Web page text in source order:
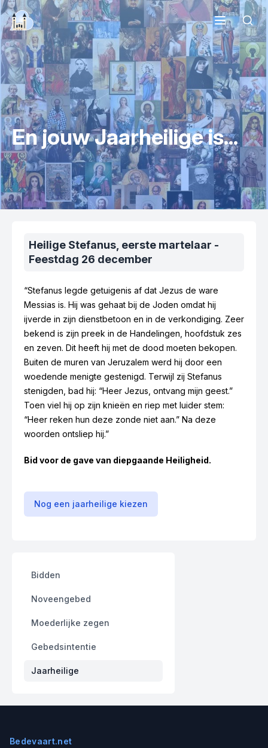
Bedevaart.net
Een hart voor Medjugorje
Verschijningen Heiligdom
Religieus leven Bidden
Op bedevaart Multimedia
Nieuws Over ons
Zoek
En jouw Jaarheilige is...
Heilige Stefanus, eerste martelaar -
Feestdag 26 december
“Stefanus legde getuigenis af dat Jezus de ware
Messias is. Hij was gehaat bij de Joden omdat hij
ijverde in zijn dienstbetoon en in de verkondiging. Zeer
bekend is zijn preek in de Handelingen, hoofdstuk zes
en zeven. Dit heeft hij met de dood moeten bekopen.
Buiten de muren van Jeruzalem werd hij door een
woedende menigte gestenigd. Terwijl zij Stefanus
stenigden, bad hij: “Heer Jezus, ontvang mijn geest.”
Toen viel hij op zijn knieën en riep met luider stem:
“Heer reken hun deze zonde niet aan.” Na deze
woorden ontsliep hij.”
Bid voor de gave van diepgaande Heiligheid.
Nog een jaarheilige kiezen
Bidden
Noveengebed
Moederlijke zegen
Gebedsintentie
Jaarheilige
Bedevaart.net